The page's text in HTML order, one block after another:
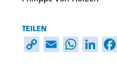
TEILEN
CopyEmail